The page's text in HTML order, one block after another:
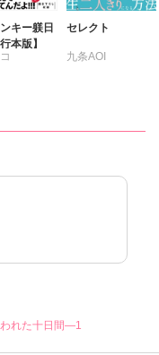
キー躾日
本版】
セレクト
九条AOI
れた十日間―1